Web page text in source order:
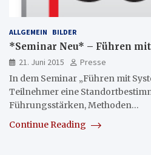
ALLGEMEIN BILDER
*Seminar Neu* – Führen mit
21. Juni 2015
Presse
In dem Seminar „Führen mit
Teilnehmer eine
Führungsstärken, Methoden…
Continue Reading